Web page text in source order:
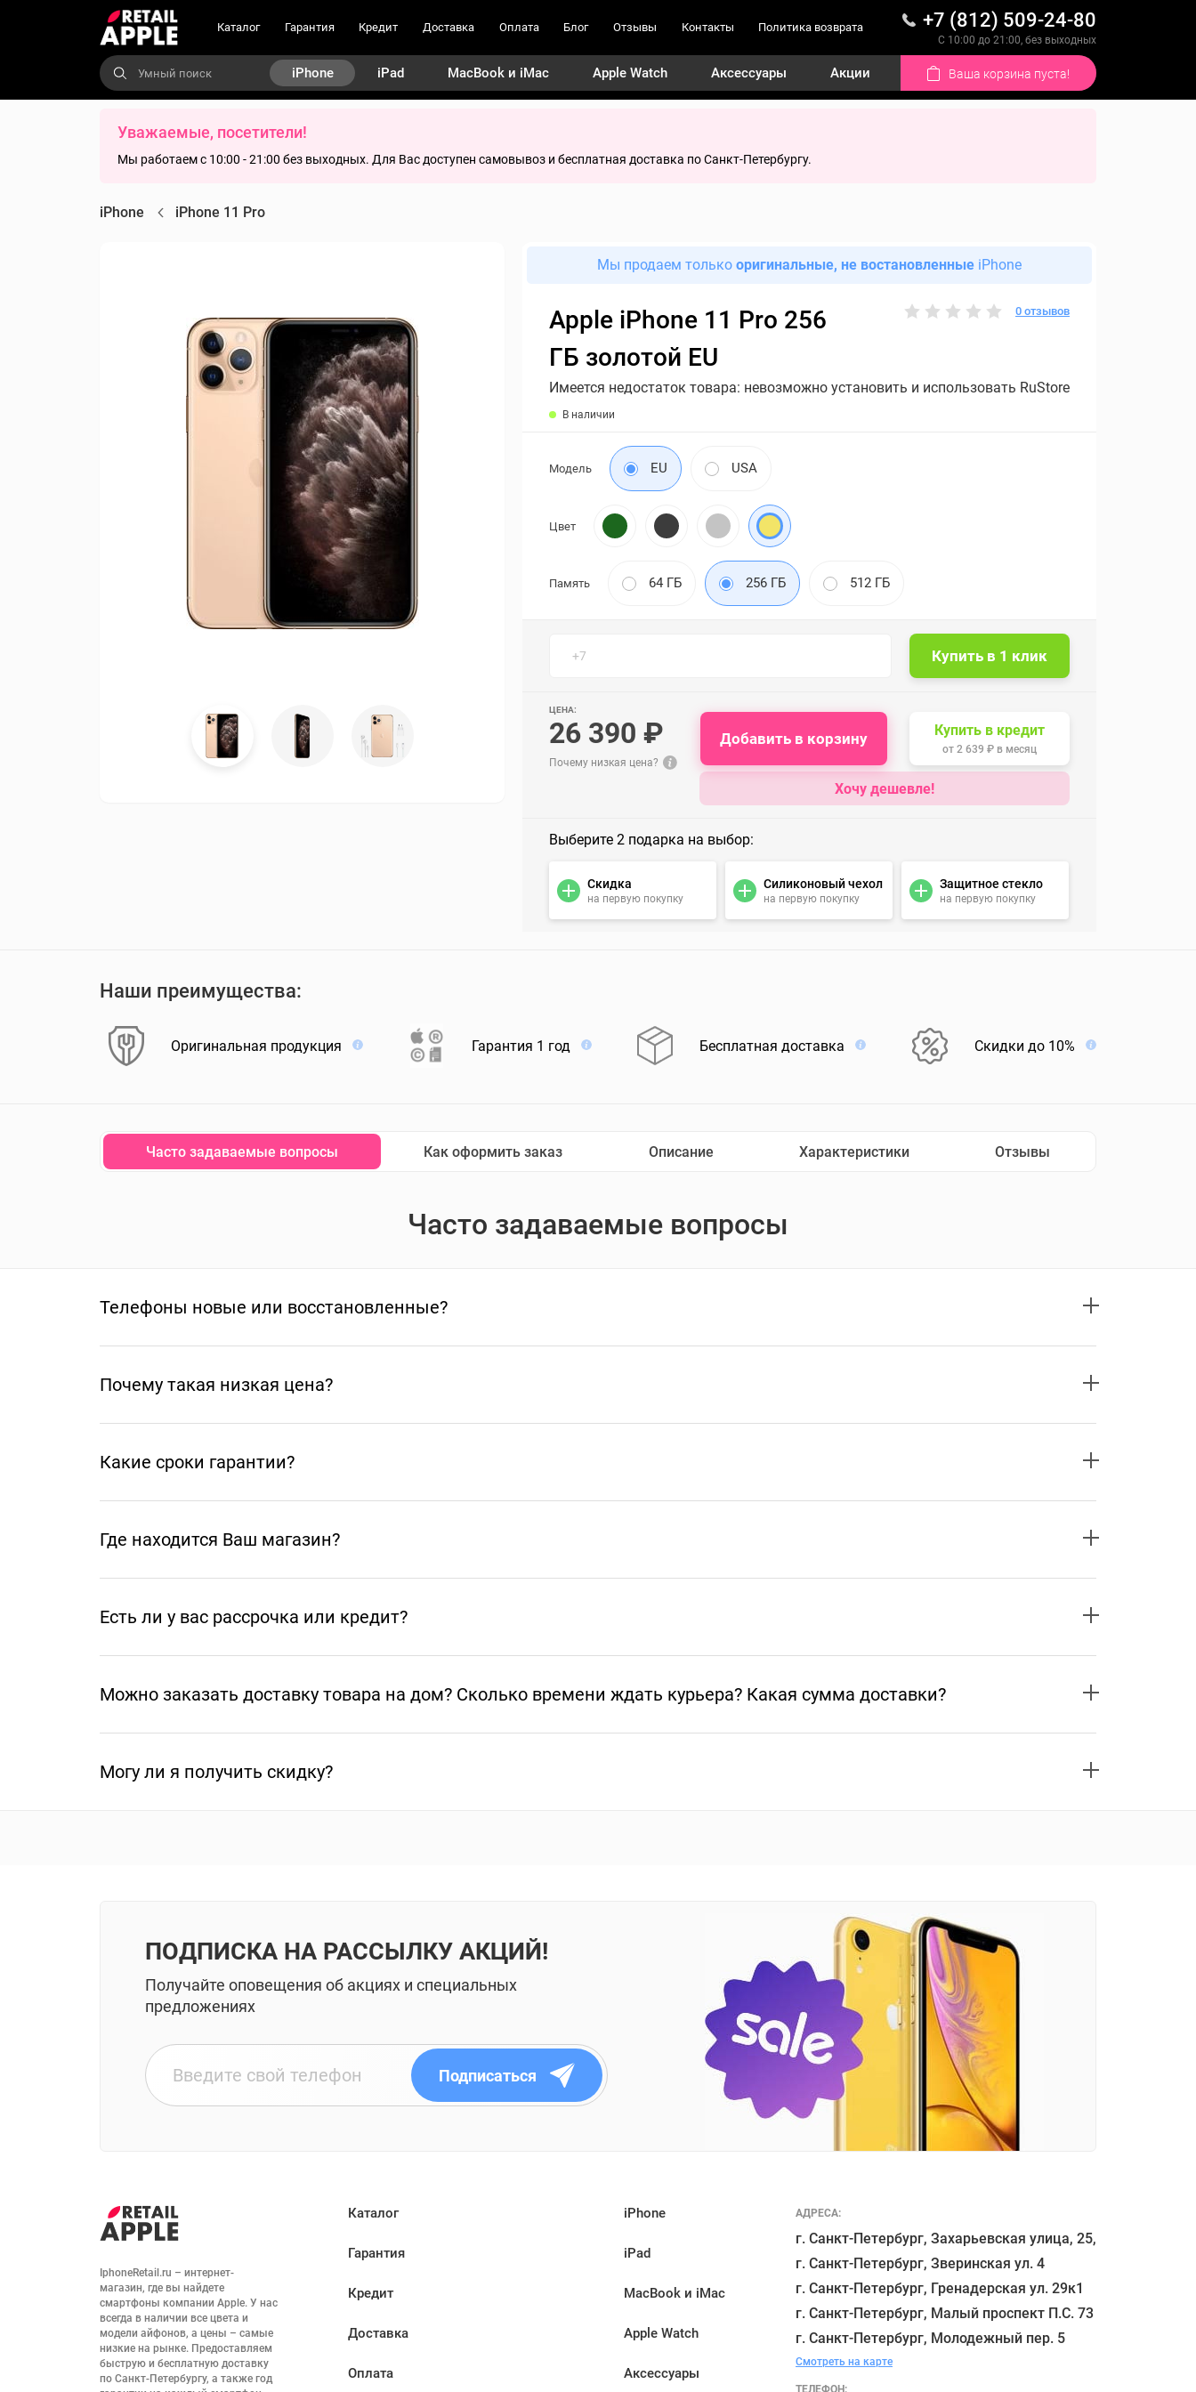
Каталог Гарантия Кредит Доставка Оплата Блог Отзывы Контакты Политика возврата +7 (812) 509-24-80
С 10:00 до 21:00, без выходных
iPhone iPad MacBook и iMac Apple Watch Аксессуары Акции Ваша корзина пуста!
Уважаемые, посетители!
Мы работаем с 10:00 - 21:00 без выходных. Для Вас доступен самовывоз и бесплатная доставка по Санкт-Петербургу.
iPhone iPhone 11 Pro
Мы продаем только оригинальные, не востановленные iPhone
Apple iPhone 11 Pro 256
ГБ золотой EU
0 отзывов
Имеется недостаток товара: невозможно установить и использовать RuStore
В наличии
Модель EU USA
Цвет
Память 64 ГБ 256 ГБ 512 ГБ
ЦЕНА:
26 390 ₽
Почему низкая цена?
Добавить в корзину Купить в кредит
от 2 639 ₽ в месяц
Хочу дешевле!
Выберите 2 подарка на выбор:
Скидка
на первую покупку
Силиконовый чехол
на первую покупку
Защитное стекло
на первую покупку
Наши преимущества:
Оригинальная продукция Гарантия 1 год Бесплатная доставка Скидки до 10%
Часто задаваемые вопросы Как оформить заказ Описание Характеристики Отзывы
Часто задаваемые вопросы
Телефоны новые или восстановленные?
Почему такая низкая цена?
Какие сроки гарантии?
Где находится Ваш магазин?
Есть ли у вас рассрочка или кредит?
Можно заказать доставку товара на дом? Сколько времени ждать курьера? Какая сумма доставки?
Могу ли я получить скидку?
ПОДПИСКА НА РАССЫЛКУ АКЦИЙ!
Получайте оповещения об акциях и специальных
предложениях
Подписаться
IphoneRetail.ru – интернет-
магазин, где вы найдете
смартфоны компании Apple. У нас
всегда в наличии все цвета и
модели айфонов, а цены – самые
низкие на рынке. Предоставляем
быструю и бесплатную доставку
по Санкт-Петербургу, а также год
Каталог
Гарантия
Кредит
Доставка
Оплата
iPhone
iPad
MacBook и iMac
Apple Watch
Аксессуары
АДРЕСА:
г. Санкт-Петербург, Захарьевская улица, 25,
г. Санкт-Петербург, Зверинская ул. 4
г. Санкт-Петербург, Гренадерская ул. 29к1
г. Санкт-Петербург, Малый проспект П.С. 73
Смотреть на карте
ТЕЛЕФОН: